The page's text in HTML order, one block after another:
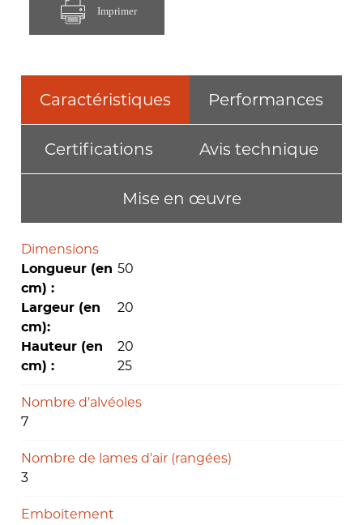
Imprimer
Caractéristiques Performances
Certifications Avis technique
Mise en œuvre
Dimensions
Longueur (en
cm) :
50
Largeur (en
cm):
20
Hauteur (en
cm) :
20
25
Nombre d'alvéoles
7
Nombre de lames d'air (rangées)
3
Emboitement